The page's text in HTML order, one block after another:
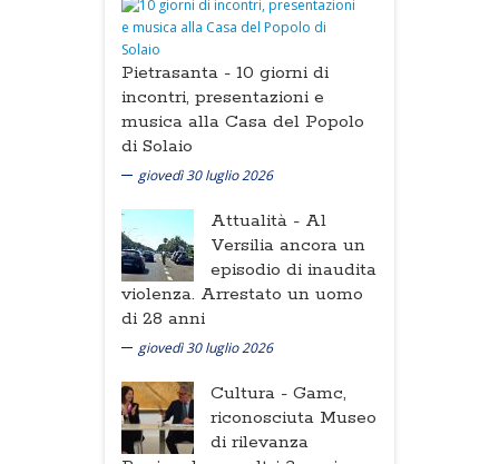
Pietrasanta - 10 giorni di
incontri, presentazioni e
musica alla Casa del Popolo
di Solaio
giovedì 30 luglio 2026
Attualità - Al
Versilia ancora un
episodio di inaudita
violenza. Arrestato un uomo
di 28 anni
giovedì 30 luglio 2026
Cultura - Gamc,
riconosciuta Museo
di rilevanza